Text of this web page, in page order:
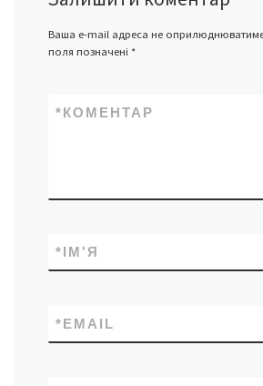
Ваша e-mail адреса не
поля позначені *
КОМЕНТАР
*
ІМ'Я
*
EMAIL
*